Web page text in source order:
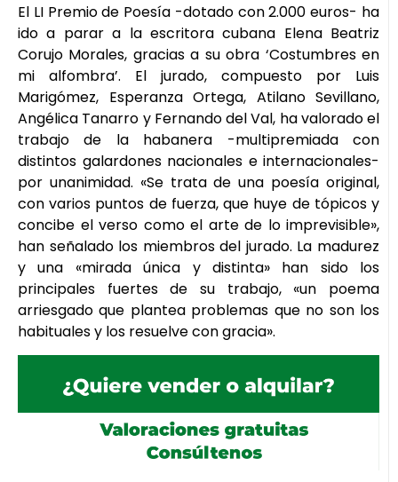
El LI Premio de Poesía -dotado con 2.000 euros- ha
ido a parar a la escritora cubana Elena Beatriz
Corujo Morales, gracias a su obra ‘Costumbres en
mi alfombra’. El jurado, compuesto por Luis
Marigómez, Esperanza Ortega, Atilano Sevillano,
Angélica Tanarro y Fernando del Val, ha valorado el
trabajo de la habanera -multipremiada con
distintos galardones nacionales e internacionales-
por unanimidad. «Se trata de una poesía original,
con varios puntos de fuerza, que huye de tópicos y
concibe el verso como el arte de lo imprevisible»,
han señalado los miembros del jurado. La madurez
y una «mirada única y distinta» han sido los
principales fuertes de su trabajo, «un poema
arriesgado que plantea problemas que no son los
habituales y los resuelve con gracia».